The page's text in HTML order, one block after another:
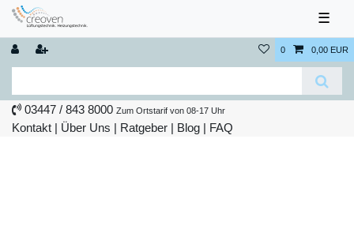
☰
0 0,00 EUR
03447 / 843 8000 Zum Ortstarif von 08-17 Uhr
Kontakt | Über Uns | Ratgeber | Blog | FAQ